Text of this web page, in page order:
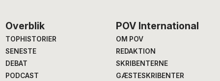
Footer
Overblik
TOPHISTORIER
SENESTE
DEBAT
PODCAST
POV International
OM POV
REDAKTION
SKRIBENTERNE
GÆSTESKRIBENTER